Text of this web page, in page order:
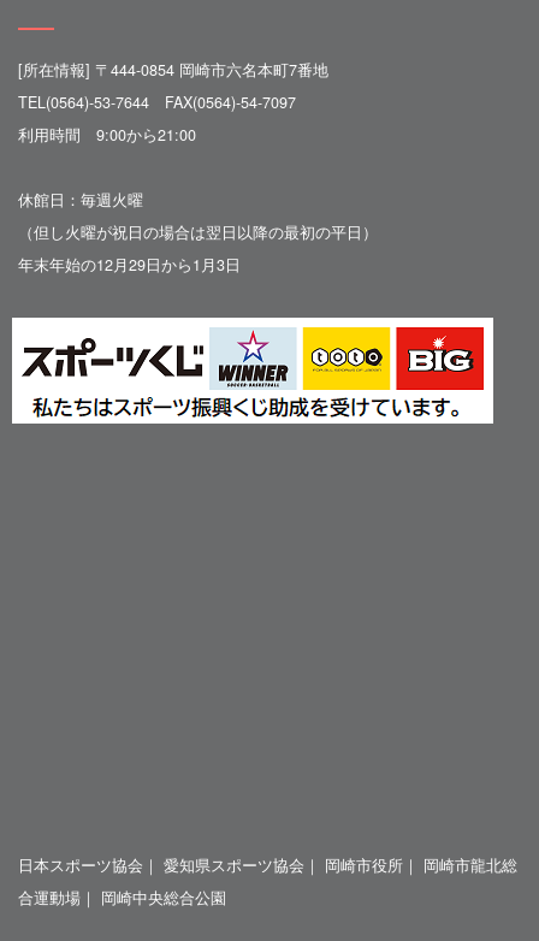
[所在情報] 〒444-0854 岡崎市六名本町7番地
TEL(0564)-53-7644 FAX(0564)-54-7097
利用時間 9:00から21:00
休館日：毎週火曜
（但し火曜が祝日の場合は翌日以降の最初の平日）
年末年始の12月29日から1月3日
日本スポーツ協会 ｜ 愛知県スポーツ協会 ｜ 岡崎市役所 ｜ 岡崎市龍北総
合運動場 ｜ 岡崎中央総合公園